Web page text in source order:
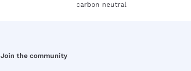
carbon neutral
Join the community